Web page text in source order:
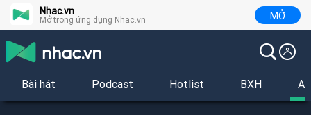
Nhac.vn
Mở trong ứng dụng Nhac.vn MỞ
Bài hát Podcast Hotlist BXH